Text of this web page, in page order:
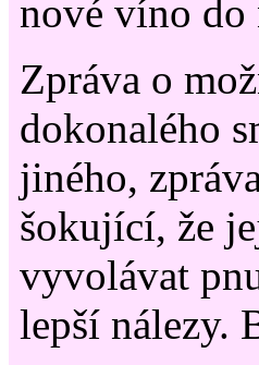
nové víno do
Zpráva o
dokonalého
jiného,
šokující, že
vyvolávat
lepší nálezy.